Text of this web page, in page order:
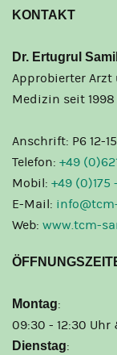
KONTAKT
Dr. Ertugrul
Approbierter
Medizin seit 1998
Anschrift: P6 12-
Telefon: +49
Mobil: +49 (0)175
E-Mail:
Web: www.tcm-
Montag:
09:30 - 12:30 Uhr
Dienstag: